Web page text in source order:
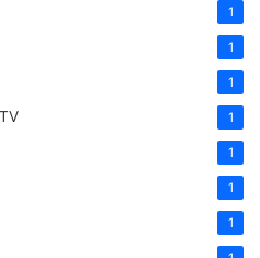
1
1
1
1
1
1
1